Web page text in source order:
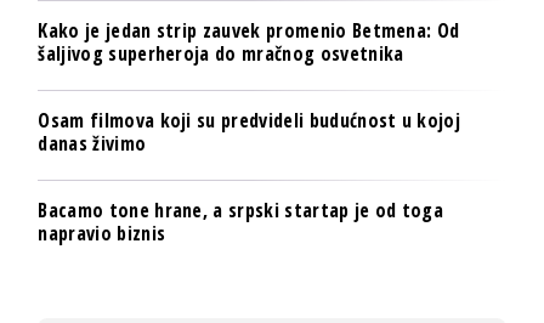
Kako je jedan strip zauvek promenio Betmena: Od
šaljivog superheroja do mračnog osvetnika
Osam filmova koji su predvideli budućnost u kojoj
danas živimo
Bacamo tone hrane, a srpski startap je od toga
napravio biznis